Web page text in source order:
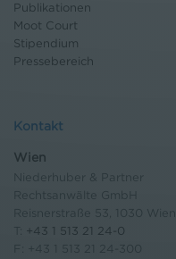
Publikationen
Moot Court
Stipendium
Pressebereich
Kontakt
Wien
Niederhuber & Partner
Rechtsanwälte GmbH
Reisnerstraße 53, 1030 Wien
+43 1 513 21 24-0
F: +43 1 513 21 24-300